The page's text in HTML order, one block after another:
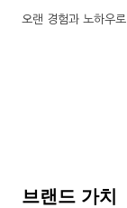
오랜 경험과 노하우
브랜드 가치